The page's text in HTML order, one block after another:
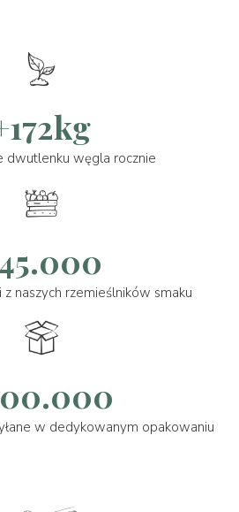
dwutlenku węgla rocznie
naszych rzemieślników smaku
w dedykowanym opakowaniu